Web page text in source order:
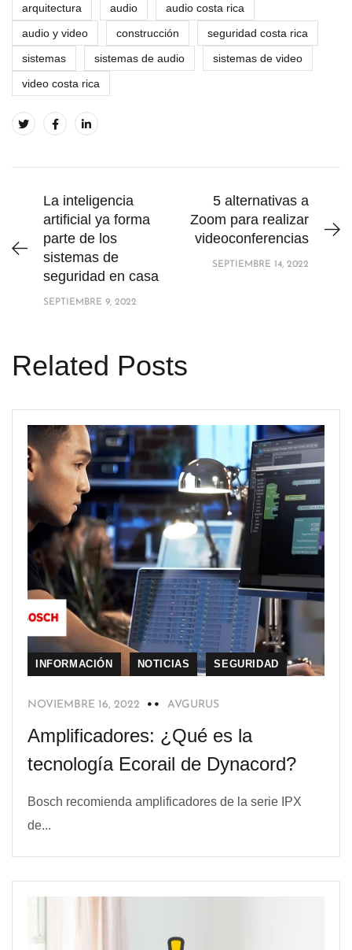
arquitectura audio
audio costa rica
audio y video
construcción
seguridad costa rica
sistemas
sistemas de audio
sistemas de video
video costa rica
La inteligencia
artificial ya forma
parte de los
sistemas de
seguridad en casa
SEPTIEMBRE 9, 2022
5 alternativas a
Zoom para realizar
videoconferencias
SEPTIEMBRE 14, 2022
Related Posts
INFORMACIÓN NOTICIAS SEGURIDAD
NOVIEMBRE 16, 2022 AVGURUS
Amplificadores: ¿Qué es la
tecnología Ecorail de Dynacord?
Bosch recomienda amplificadores de la serie IPX
de...